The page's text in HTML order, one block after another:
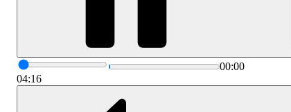
00:00
04:16